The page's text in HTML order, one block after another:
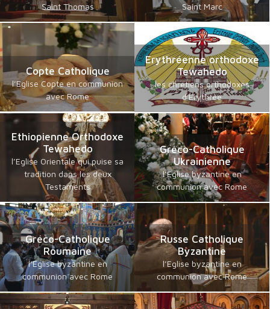
Saint Thomas
Saint Marc
Copte Catholique
l’Eglise Copte en communion
avec Rome
Erythréenne orthodoxe
Tewahedo
les chrétiens orthodoxes
d'Erythrée
Ethiopienne Orthodoxe
Tewahedo
l’Eglise Orientale qui puise sa
tradition dans les deux
Testaments
Gréco-Catholique
Ukrainienne
l’Eglise byzantine en
communion avec Rome
Gréco-Catholique
Roumaine
l’Eglise byzantine en
communion avec Rome
Russe Catholique
Byzantine
l’Eglise byzantine en
communion avec Rome